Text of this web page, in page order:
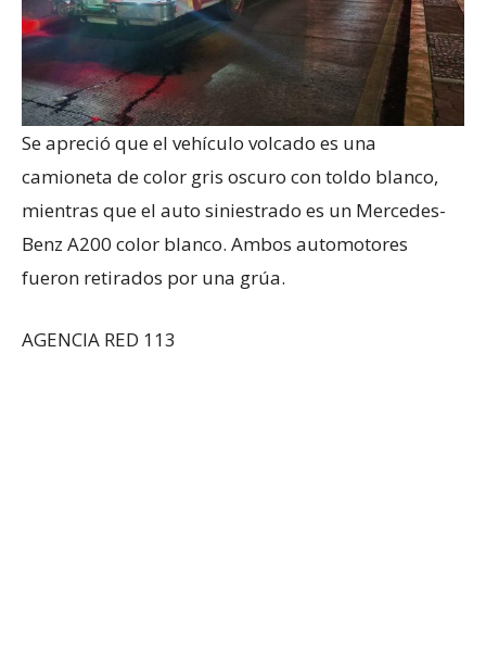
Se apreció que el vehículo volcado es una
camioneta de color gris oscuro con toldo blanco,
mientras que el auto siniestrado es un Mercedes-
Benz A200 color blanco. Ambos automotores
fueron retirados por una grúa.
AGENCIA RED 113